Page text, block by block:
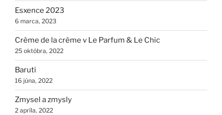
Esxence 2023
6 marca, 2023
Crème de la crème v Le Parfum & Le Chic
25 októbra, 2022
Baruti
16 júna, 2022
Zmysel a zmysly
2 apríla, 2022